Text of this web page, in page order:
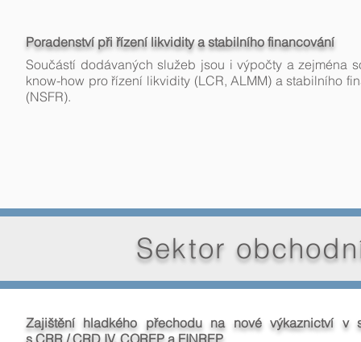
Poradenství při řízení likvidity a stabilního financování
Součástí dodávaných služeb jsou i výpočty a zejména
know-how pro řízení likvidity (LCR, ALMM) a stabilního
(NSFR).
Sektor
Zajištění hladkého přechodu na nové výkaznictví v
s CRR / CRD IV, COREP a FINREP